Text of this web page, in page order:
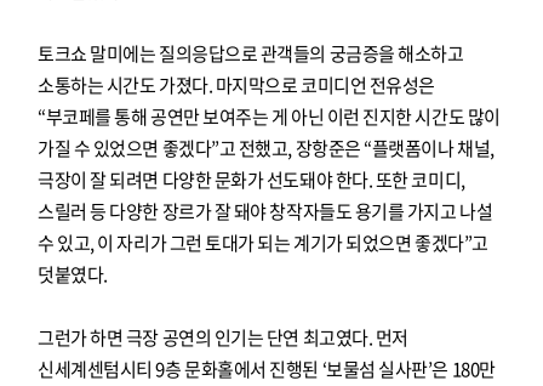
토크쇼 말미에는 질의응답으로 관객들의 궁금증을 해소하고
소통하는 시간도 가졌다. 마지막으로 코미디언 전유성은
“부코페를 통해 공연만 보여주는 게 아닌 이런 진지한 시간도 많이
가질 수 있었으면 좋겠다”고 전했고, 장항준은 “플랫폼이나 채널,
극장이 잘 되려면 다양한 문화가 선도돼야 한다. 또한 코미디,
스릴러 등 다양한 장르가 잘 돼야 창작자들도 용기를 가지고 나설
수 있고, 이 자리가 그런 토대가 되는 계기가 되었으면 좋겠다”고
덧붙였다.
그런가 하면 극장 공연의 인기는 단연 최고였다. 먼저
신세계센텀시티 9층 문화홀에서 진행된 ‘보물섬 실사판’은 180만